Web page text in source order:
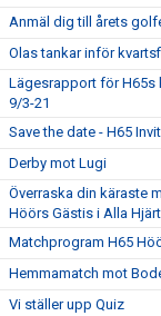
Anmäl dig till årets
Olas tankar inför
Lägesrapport för H65s
9/3-21
Save the date - H65
Derby mot Lugi
Överraska din käraste
Höörs Gästis i Alla
Matchprogram H65
Hemmamatch mot
Vi ställer upp Quiz